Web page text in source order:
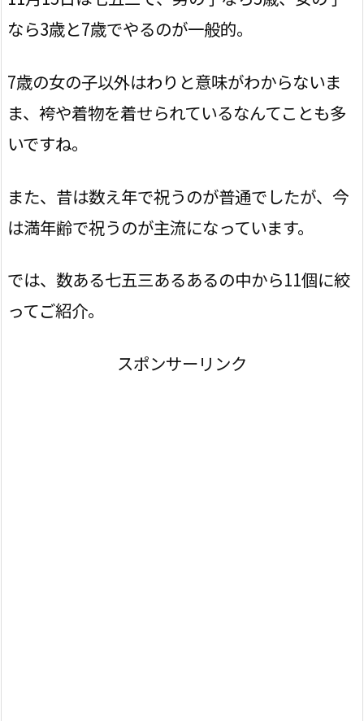
なら3歳と7歳でやるのが一般的。
7歳の女の子以外はわりと意味がわからないま
ま、袴や着物を着せられているなんてことも多
いですね。
また、昔は数え年で祝うのが普通でしたが、今
は満年齢で祝うのが主流になっています。
では、数ある七五三あるあるの中から11個に絞
ってご紹介。
スポンサーリンク